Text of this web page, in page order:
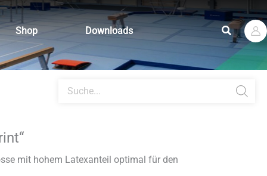
Shop Downloads Suchen
search
mit hohem Latexanteil optimal für den